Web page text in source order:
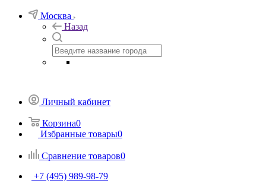
Москва
Назад
Личный кабинет
Корзина0
Избранные товары0
Сравнение товаров0
+7 (495) 989-98-79